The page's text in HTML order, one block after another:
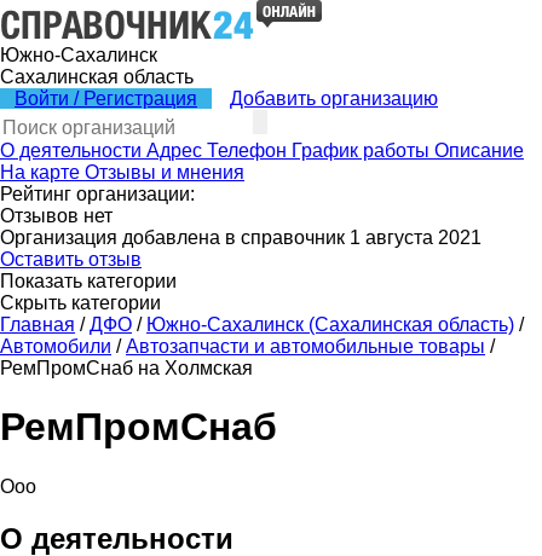
Южно-Сахалинск
Сахалинская область
Войти / Регистрация
Добавить организацию
О деятельности Адрес Телефон График работы Описание
На карте Отзывы и мнения
Рейтинг организации:
Отзывов нет
Организация добавлена в справочник 1 августа 2021
Оставить отзыв
Показать категории
Скрыть категории
Главная / ДФО / Южно-Сахалинск (Сахалинская область) /
Автомобили / Автозапчасти и автомобильные товары /
РемПромСнаб на Холмская
РемПромСнаб
Ооо
О деятельности